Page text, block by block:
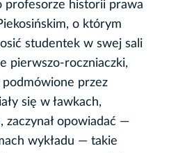
profesorze historii prawa
o którym
studentek w swej sali
pierwszo-roczniaczki,
podmówione przez
się w ławkach,
zaczynał opowiadać —
wykładu — takie